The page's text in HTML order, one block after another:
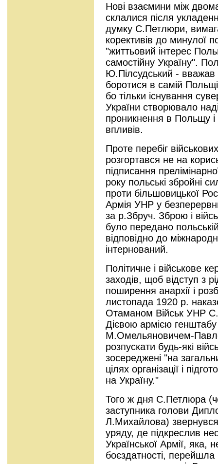
Нові взаємини між
склалися після
думку С.Петлюри,
корективів до минулої
"життьовий інтерес
самостійну Україну".
Ю.Пілсудський -
боротися в самій
бо тільки існування
України створювало
проникнення в Польщу
впливів.
Проте перебіг
розгортався не на
підписання
року польські збройні
проти більшовицької
Армія УНР у
за р.Збруч. Зброю і
було передано
відповідно до
інтернований.
Політичне і військове
заходів, щоб відступ з
поширення анархії і
листопада 1920 р.
Отаманом Військ УНР
Дієвою армією
М.Омельяновичем-
розпускати будь-які
зосереджені "на
цілях організації і
на Україну."
Того ж дня С.Петлюра
заступника голови
Л.Михайлова)
уряду, де підкреслив
Української Армії, яка,
боєздатності,